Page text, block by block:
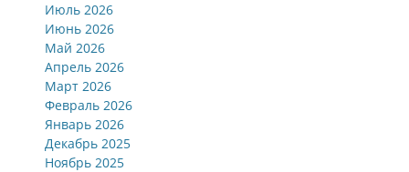
Июль 2026
Июнь 2026
Май 2026
Апрель 2026
Март 2026
Февраль 2026
Январь 2026
Декабрь 2025
Ноябрь 2025